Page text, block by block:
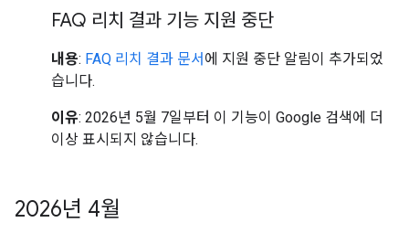
FAQ 리치 결과 기능 지원 중단
내용: FAQ 리치 결과 문서 에 지원 중단 알림이 추가되었
습니다.
이유: 2026년 5월 7일부터 이 기능이 Google 검색에 더
이상 표시되지 않습니다.
2026년 4월